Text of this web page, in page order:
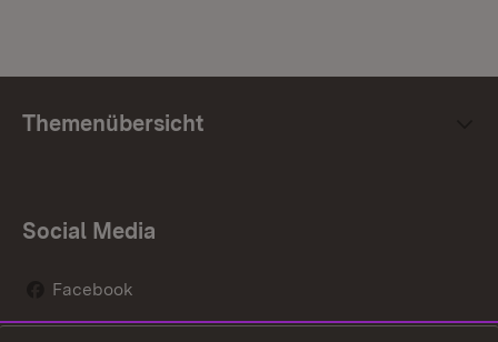
Themenübersicht
Social Media
Facebook